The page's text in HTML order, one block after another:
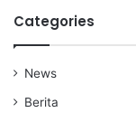
Categories
News
Berita